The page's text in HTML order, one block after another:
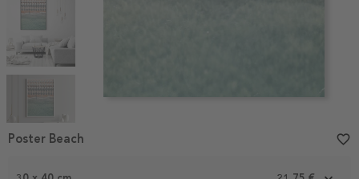
1
Poster Beach favorite_border